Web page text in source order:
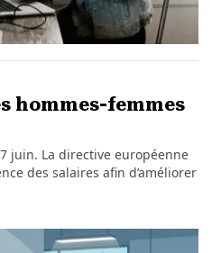
hommes-femmes
juin. La directive européenne
des salaires afin d’améliorer